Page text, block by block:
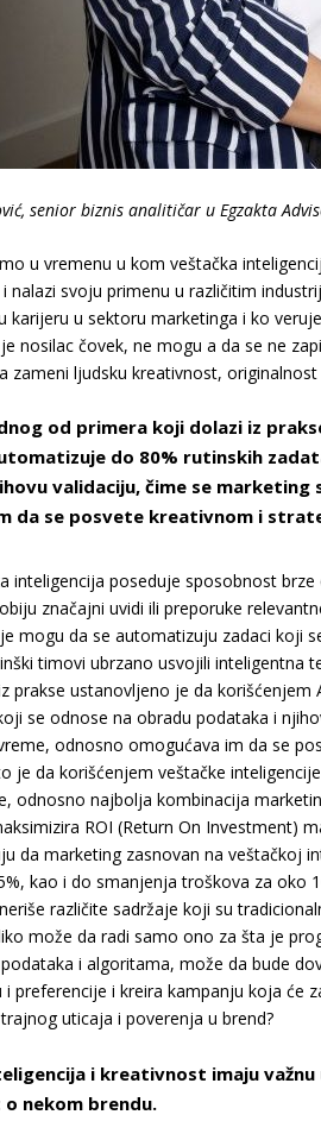
senior biznis analitičar u Egzakta
u vremenu u kom veštačka
nalazi svoju primenu u različitim
karijeru u sektoru marketinga i ko
nosilac čovek, ne mogu a da se ne
zameni ljudsku kreativnost,
od primera koji dolazi iz
do 80% rutinskih
validaciju, čime se
da se posvete kreativnom i
inteligencija poseduje sposobnost
značajni uvidi ili preporuke
mogu da se automatizuju zadaci koji
timovi ubrzano usvojili inteligentna
prakse ustanovljeno je da
se odnose na obradu podataka i
odnosno omogućava im da se
je da korišćenjem veštačke
odnosno najbolja kombinacija
ROI (Return On Investment)
da marketing zasnovan na veštačkoj
kao i do smanjenja troškova za oko
različite sadržaje koji su
može da radi samo ono za šta je
i algoritama, može da bude
preferencije i kreira kampanju koja će
uticaja i poverenja u brend?
i kreativnost imaju
nekom brendu.